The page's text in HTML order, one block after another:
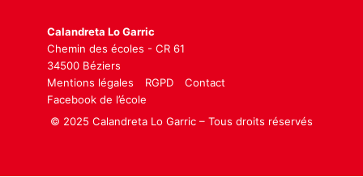
Calandreta Lo Garric
Chemin des écoles - CR 61
34500 Béziers
Mentions légales
RGPD
Contact
Facebook de l’école
© 2025 Calandreta Lo Garric – Tous droits réservés